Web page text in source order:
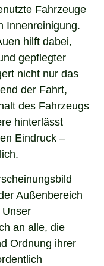
Fahrzeuge
Innenreinigung.
hilft dabei,
gepflegter
nicht nur das
der Fahrt,
des Fahrzeugs
hinterlässt
Eindruck –
Außenbereich
an alle, die
Ordnung ihrer